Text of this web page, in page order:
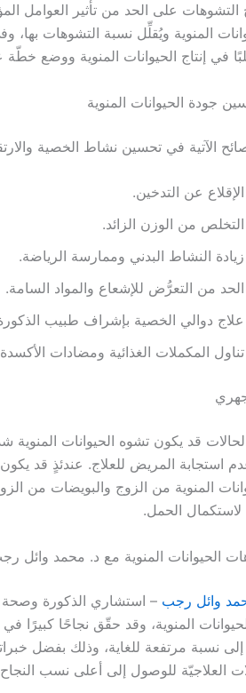
التشوهات على الحد من تأثير العوامل
المنوية ويُقلِّل نسبة التشوهات
في إنتاج الحيوانات المنوية ووضع
جودة الحيوانات المنوية
الآتية في تحسين نشاط الخصية
الإقلاع عن التدخين.
التخلص من الوزن الزائد.
زيادة النشاط البدني وممارسة الرياضة.
الحد من التعرُّض للإشعاع والمواد السامة.
علاج دوالي الخصية بإشراف طبيب
تناول المكملات الغذائية ومضادات
وعدم استجابة المريض للعلاج. عندئذٍ قد
المنوية من الزوج والبويضات من
لاستكمال الحمل.
الحيوانات المنوية مع د. محمد وائل
وائل رجب – استشاري الذكورة
المنوية، وقد حقّق نجاحًا كبيرًا
نسبة مرتفعة للغاية، وذلك بفضل
العلاجيّة للوصول إلى أعلى نسب